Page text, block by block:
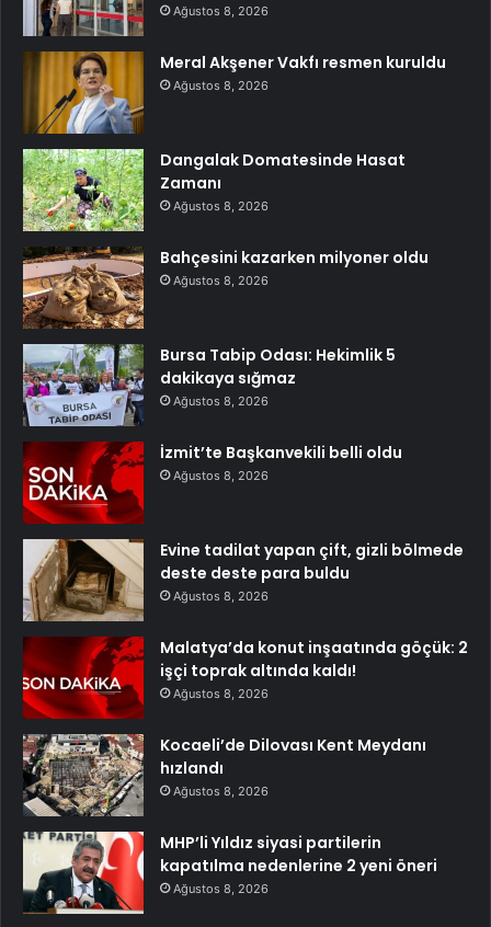
Ağustos 8, 2026
Meral Akşener Vakfı resmen kuruldu
Ağustos 8, 2026
Dangalak Domatesinde Hasat
Zamanı
Ağustos 8, 2026
Bahçesini kazarken milyoner oldu
Ağustos 8, 2026
Bursa Tabip Odası: Hekimlik 5
dakikaya sığmaz
Ağustos 8, 2026
İzmit’te Başkanvekili belli oldu
Ağustos 8, 2026
Evine tadilat yapan çift, gizli bölmede
deste deste para buldu
Ağustos 8, 2026
Malatya’da konut inşaatında göçük: 2
işçi toprak altında kaldı!
Ağustos 8, 2026
Kocaeli’de Dilovası Kent Meydanı
hızlandı
Ağustos 8, 2026
MHP’li Yıldız siyasi partilerin
kapatılma nedenlerine 2 yeni öneri
Ağustos 8, 2026